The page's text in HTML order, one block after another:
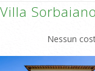
Villa Sorbaiano
Nessun